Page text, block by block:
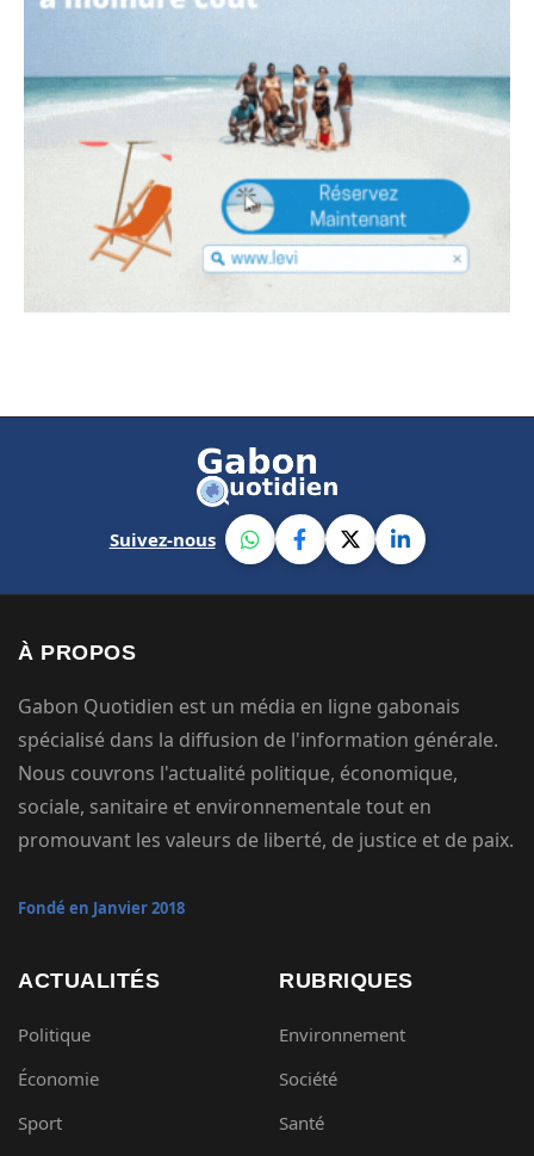
Suivez-nous
À PROPOS
Gabon Quotidien est un média en ligne gabonais
spécialisé dans la diffusion de l'information générale.
Nous couvrons l'actualité politique, économique,
sociale, sanitaire et environnementale tout en
promouvant les valeurs de liberté, de justice et de paix.
Fondé en Janvier 2018
ACTUALITÉS
Politique
Économie
Sport
RUBRIQUES
Environnement
Société
Santé